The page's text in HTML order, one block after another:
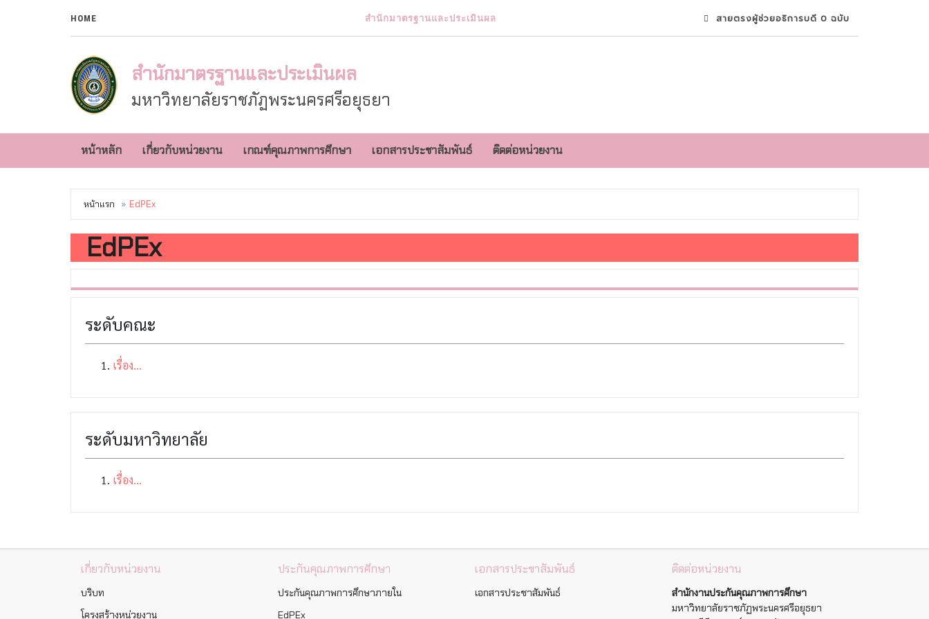
HOME สำนักมาตรฐานและประเมินผล สายตรงผู้ช่วยอธิการบดี 0 ฉบับ
สำนักมาตรฐานและประเมินผล
มหาวิทยาลัยราชภัฏพระนครศรีอยุธยา
หน้าหลัก เกี่ยวกับหน่วยงาน เกณฑ์คุณภาพการศึกษา เอกสารประชาสัมพันธ์ ติดต่อหน่วยงาน
หน้าแรก EdPEx
EdPEx
ระดับคณะ
เรื่อง...
ระดับมหาวิทยาลัย
เรื่อง...
เกี่ยวกับหน่วยงาน
บริบท
โครงสร้างหน่วยงาน
ประกันคุณภาพการศึกษา
ประกันคุณภาพการศึกษาภายใน
EdPEx
เอกสารประชาสัมพันธ์
เอกสารประชาสัมพันธ์
ติดต่อหน่วยงาน
สำนักงานประกันคุณภาพการศึกษา
มหาวิทยาลัยราชภัฏพระนครศรีอยุธยา